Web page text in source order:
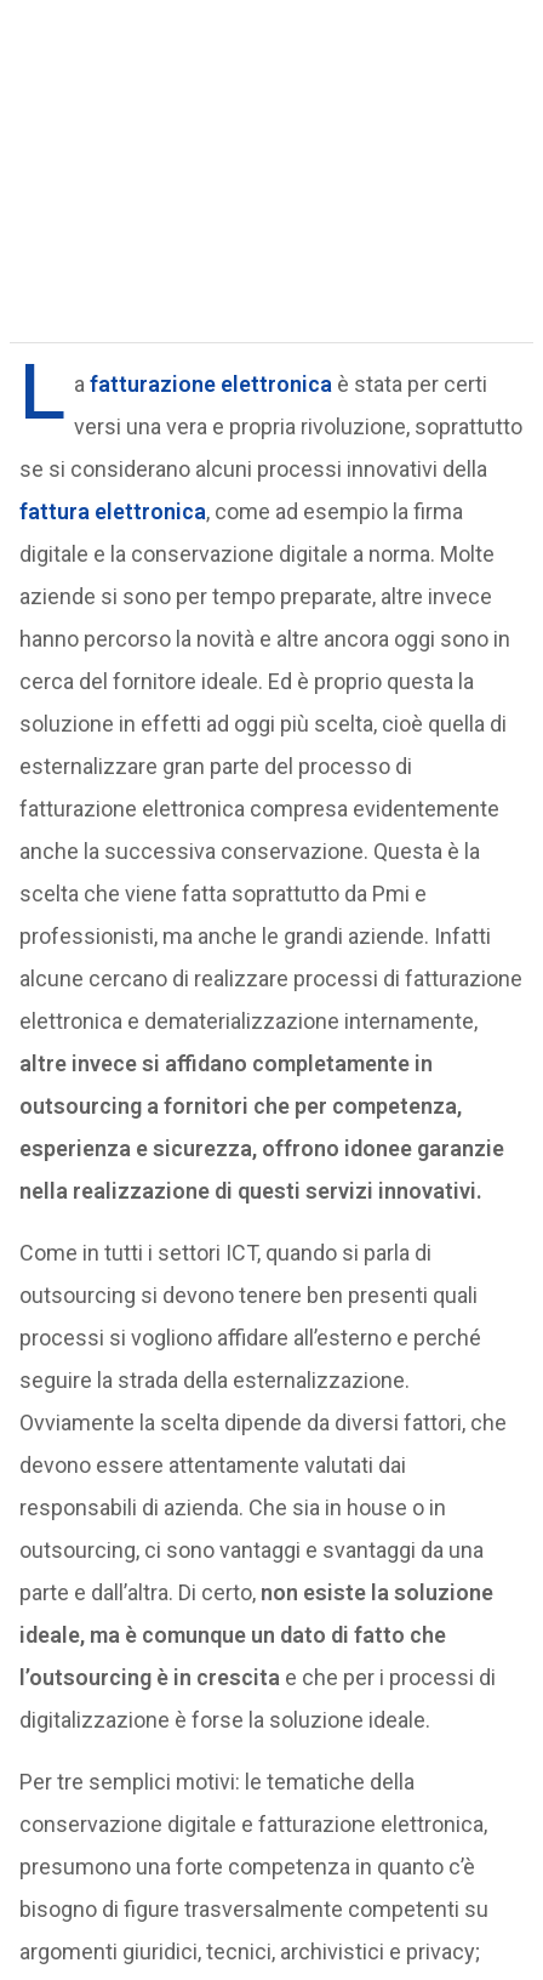
L a fatturazione elettronica è stata per certi
versi una vera e propria rivoluzione, soprattutto
se si considerano alcuni processi innovativi della
fattura elettronica, come ad esempio la firma
digitale e la conservazione digitale a norma. Molte
aziende si sono per tempo preparate, altre invece
hanno percorso la novità e altre ancora oggi sono in
cerca del fornitore ideale. Ed è proprio questa la
soluzione in effetti ad oggi più scelta, cioè quella di
esternalizzare gran parte del processo di
fatturazione elettronica compresa evidentemente
anche la successiva conservazione. Questa è la
scelta che viene fatta soprattutto da Pmi e
professionisti, ma anche le grandi aziende. Infatti
alcune cercano di realizzare processi di fatturazione
elettronica e dematerializzazione internamente,
altre invece si affidano completamente in
outsourcing a fornitori che per competenza,
esperienza e sicurezza, offrono idonee garanzie
nella realizzazione di questi servizi innovativi.
Come in tutti i settori ICT, quando si parla di
outsourcing si devono tenere ben presenti quali
processi si vogliono affidare all’esterno e perché
seguire la strada della esternalizzazione.
Ovviamente la scelta dipende da diversi fattori, che
devono essere attentamente valutati dai
responsabili di azienda. Che sia in house o in
outsourcing, ci sono vantaggi e svantaggi da una
parte e dall’altra. Di certo, non esiste la soluzione
ideale, ma è comunque un dato di fatto che
l’outsourcing è in crescita e che per i processi di
digitalizzazione è forse la soluzione ideale.
Per tre semplici motivi: le tematiche della
conservazione digitale e fatturazione elettronica,
presumono una forte competenza in quanto c’è
bisogno di figure trasversalmente competenti su
argomenti giuridici, tecnici, archivistici e privacy;